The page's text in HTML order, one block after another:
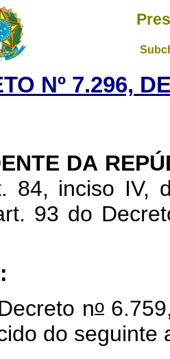
Nº 7.296,
DA
84, inciso IV,
93 do
:
no
do seguinte